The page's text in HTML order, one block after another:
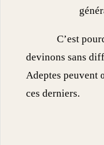
C’est
devinons sans
Adeptes peuvent
ces derniers.